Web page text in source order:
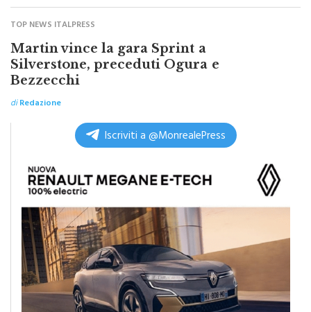
TOP NEWS ITALPRESS
Martin vince la gara Sprint a
Silverstone, preceduti Ogura e
Bezzecchi
diRedazione
Iscriviti a @MonrealePress